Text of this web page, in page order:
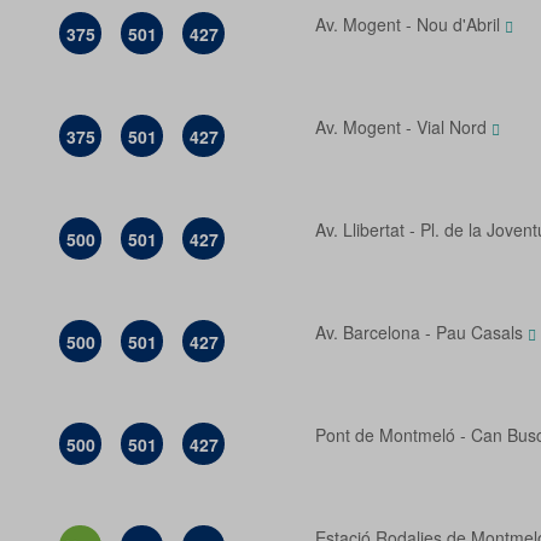
375 501 427 Av. Mogent - Nou d'Abril
375 501 427 Av. Mogent - Vial Nord
500 501 427 Av. Llibertat - Pl. de la
500 501 427 Av. Barcelona - Pau Casals
500 501 427 Pont de Montmeló - Can